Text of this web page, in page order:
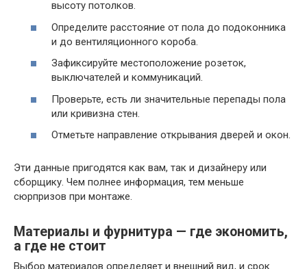
высоту потолков.
Определите расстояние от пола до подоконника
и до вентиляционного короба.
Зафиксируйте местоположение розеток,
выключателей и коммуникаций.
Проверьте, есть ли значительные перепады пола
или кривизна стен.
Отметьте направление открывания дверей и окон.
Эти данные пригодятся как вам, так и дизайнеру или
сборщику. Чем полнее информация, тем меньше
сюрпризов при монтаже.
Материалы и фурнитура — где экономить,
а где не стоит
Выбор материалов определяет и внешний вид, и срок